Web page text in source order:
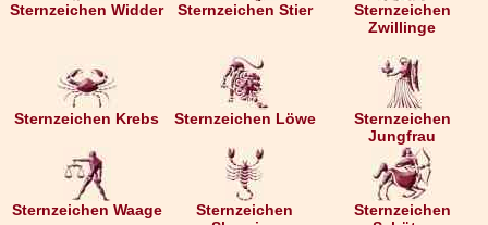
Sternzeichen Widder Sternzeichen Stier
Sternzeichen
Zwillinge
Sternzeichen Krebs Sternzeichen Löwe
Sternzeichen
Jungfrau
Sternzeichen Waage
Sternzeichen
Sternzeichen